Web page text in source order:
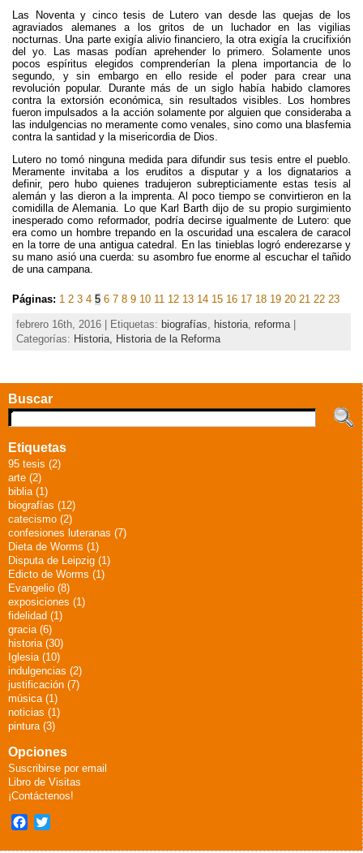
Las Noventa y cinco tesis de Lutero van desde las quejas de los
agraviados alemanes a los gritos de un luchador en las vigilias
nocturnas. Una parte exigía alivio financiero, la otra exigía la crucifixión
del yo. Las masas podían aprehender lo primero. Solamente unos
pocos espíritus elegidos comprenderían la plena importancia de lo
segundo, y sin embargo en ello reside el poder para crear una
revolución popular. Durante más de un siglo había habido clamores
contra la extorsión económica, sin resultados visibles. Los hombres
fueron impulsados a la acción solamente por alguien que consideraba a
las indulgencias no meramente como venales, sino como una blasfemia
contra la santidad y la misericordia de Dios.
Lutero no tomó ninguna medida para difundir sus tesis entre el pueblo.
Meramente invitaba a los eruditos a disputar y a los dignatarios a
definir, pero hubo quienes tradujeron subrepticiamente estas tesis al
alemán y las dieron a la imprenta. Al poco tiempo se convirtieron en la
comidilla de Alemania. Lo que Karl Barth dijo de su propio surgimiento
inesperado como reformador, podría decirse igualmente de Lutero: que
era como un hombre trepando en la oscuridad una escalera de caracol
en la torre de una antigua catedral. En las tinieblas logró enderezarse y
su mano asió una cuerda: su asombro fue enorme al escuchar el tañido
de una campana.
Páginas: 1 2 3 4 5 6 7 8 9 10 11 12 13 14 15 16 17 18 19 20 21 22 23
febrero 16th, 2016 | Etiquetas: biografías, historia, reforma|
Categorías: Historia, Historia de la Reforma
Buscar
Etiquetas
95 tesis (2)
arte (2)
biblia (1)
biografías (12)
catecismo (2)
confesiones luteranas (7)
Dieta de Worms (1)
Disputa de Leipzig (1)
Edicto de Worms (1)
Evangelio (8)
exposiciones (1)
fidelidad (1)
gracia (6)
historia (30)
Iglesia (10)
indulgencias (2)
justificación (7)
música (1)
noticias (1)
pintura (3)
Opciones
Suscribirse por email
Libro de Visitas
¡Contáctenos!
Facebook